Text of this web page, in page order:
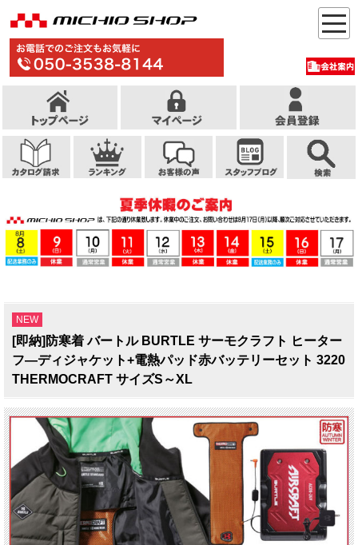
NEW
[即納]防寒着 バートル BURTLE サーモクラフト ヒーター
フ―ディジャケット+電熱パッド赤バッテリーセット 3220
THERMOCRAFT サイズS～XL